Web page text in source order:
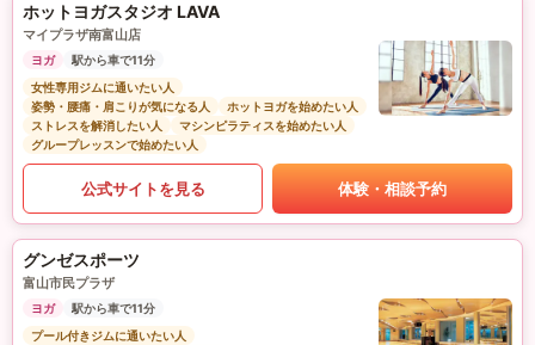
ホットヨガスタジオ LAVA
マイプラザ南富山店
ヨガ
駅から車で11分
女性専用ジムに通いたい人
姿勢・腰痛・肩こりが気になる人
ホットヨガを始めたい人
ストレスを解消したい人
マシンピラティスを始めたい人
グループレッスンで始めたい人
公式サイトを見る 体験・相談予約
グンゼスポーツ
富山市民プラザ
ヨガ
駅から車で11分
プール付きジムに通いたい人